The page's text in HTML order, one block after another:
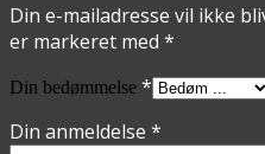
Din e-mailadresse vil ikke
er markeret med *
Din bedømmelse *
Din anmeldelse *